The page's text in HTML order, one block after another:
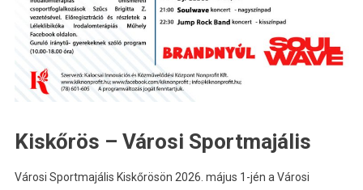
Kiskőrös – Városi Sportmajális
Városi Sportmajális Kiskőrösön 2026. május 1-jén a Városi